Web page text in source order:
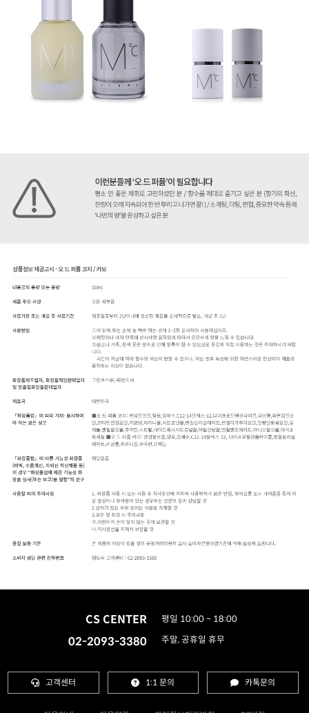
CS CENTER
02-2093-3380
평일 10:00 ~ 18:00
주말, 공휴일 휴무
고객센터 1:1 문의 카톡문의